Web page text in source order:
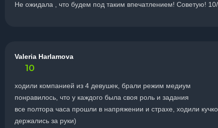
Не ожидала , что будем под таким впечатлением! Советую!
Valeria Harlamova
10
ходили компанией из 4 девушек, брали режим медиум
понравилось, что у каждого была своя роль и задания
все полтора часа прошли в напряжении и страхе, ходили
держались за руки)